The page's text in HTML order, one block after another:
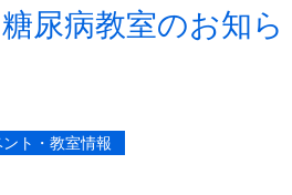
尿病教室のお知ら
ト・教室情報